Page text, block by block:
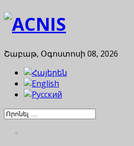
Շաբաթ, Օգոստոսի 08, 2026